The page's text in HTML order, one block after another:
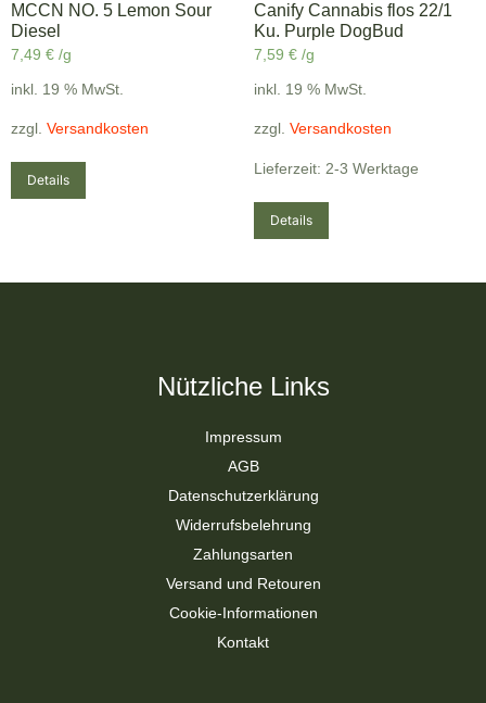
MCCN NO. 5 Lemon Sour
Diesel
7,49 € /g
inkl. 19 % MwSt.
zzgl. Versandkosten
Details
Canify Cannabis flos 22/1
Ku. Purple DogBud
7,59 € /g
inkl. 19 % MwSt.
zzgl. Versandkosten
Lieferzeit: 2-3 Werktage
Details
Nützliche Links
Impressum
AGB
Datenschutzerklärung
Widerrufsbelehrung
Zahlungsarten
Versand und Retouren
Cookie-Informationen
Kontakt